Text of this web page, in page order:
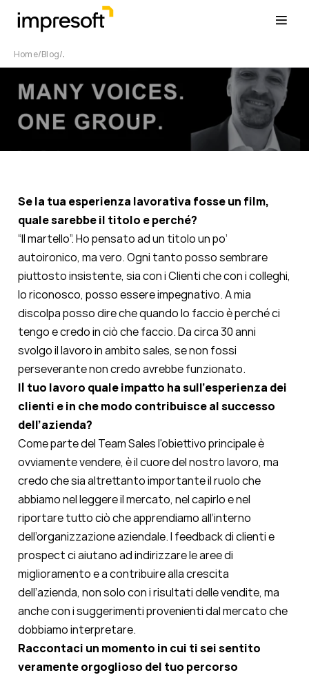
Home Blog .
.
Se la tua esperienza lavorativa fosse un film,
quale sarebbe il titolo e perché?
“Il martello”. Ho pensato ad un titolo un po’
autoironico, ma vero. Ogni tanto posso sembrare
piuttosto insistente, sia con i Clienti che con i colleghi,
lo riconosco, posso essere impegnativo. A mia
discolpa posso dire che quando lo faccio è perché ci
tengo e credo in ciò che faccio. Da circa 30 anni
svolgo il lavoro in ambito sales, se non fossi
perseverante non credo avrebbe funzionato.
Il tuo lavoro quale impatto ha sull’esperienza dei
clienti e in che modo contribuisce al successo
dell’azienda?
Come parte del Team Sales l'obiettivo principale è
ovviamente vendere, è il cuore del nostro lavoro, ma
credo che sia altrettanto importante il ruolo che
abbiamo nel leggere il mercato, nel capirlo e nel
riportare tutto ciò che apprendiamo all’interno
dell’organizzazione aziendale. I feedback di clienti e
prospect ci aiutano ad indirizzare le aree di
miglioramento e a contribuire alla crescita
dell’azienda, non solo con i risultati delle vendite, ma
anche con i suggerimenti provenienti dal mercato che
dobbiamo interpretare.
Raccontaci un momento in cui ti sei sentito
veramente orgoglioso del tuo percorso